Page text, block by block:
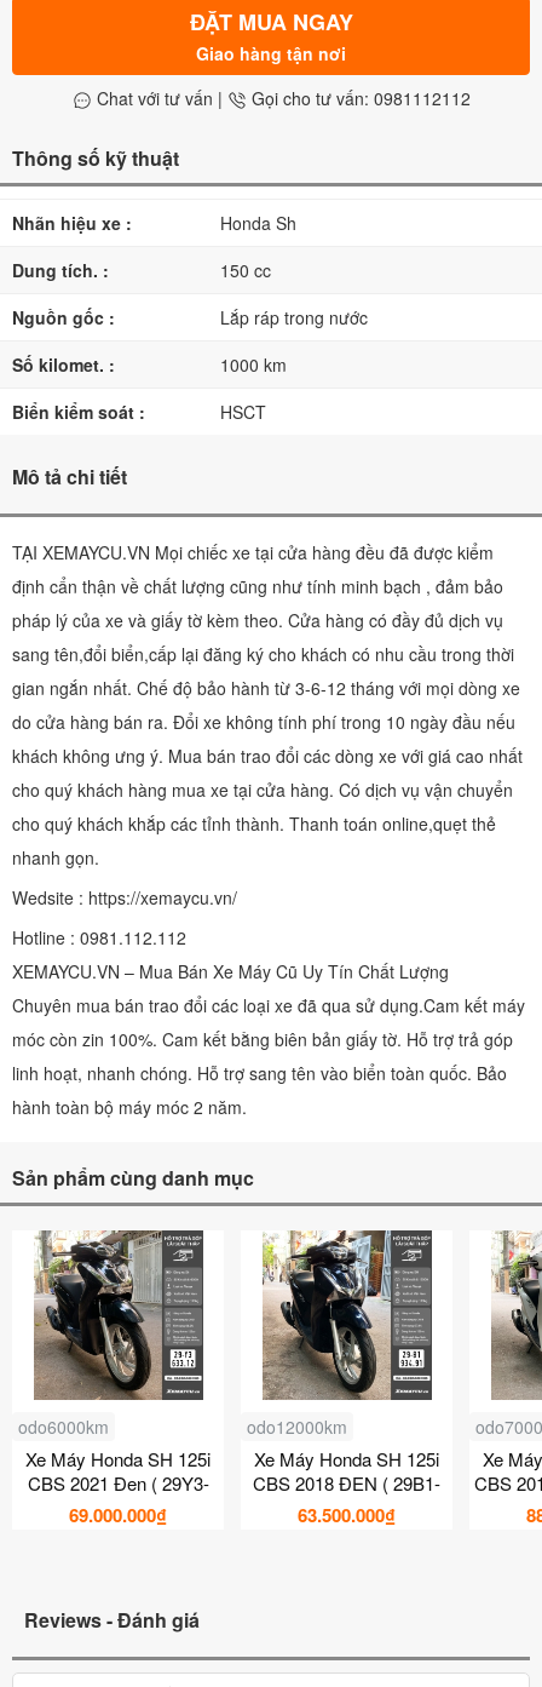
ĐẶT MUA NGAY
Giao hàng tận nơi
Chat với tư vấn | Gọi cho tư vấn: 0981112112
Thông số kỹ thuật
Nhãn hiệu xe :
Honda Sh
Dung tích. :
150 cc
Nguồn gốc :
Lắp ráp trong nước
Số kilomet. :
1000 km
Biển kiểm soát :
HSCT
Mô tả chi tiết
TẠI XEMAYCU.VN Mọi chiếc xe tại cửa hàng đều đã được kiểm
định cẩn thận về chất lượng cũng như tính minh bạch , đảm bảo
pháp lý của xe và giấy tờ kèm theo. Cửa hàng có đầy đủ dịch vụ
sang tên,đổi biển,cấp lại đăng ký cho khách có nhu cầu trong thời
gian ngắn nhất. Chế độ bảo hành từ 3-6-12 tháng với mọi dòng xe
do cửa hàng bán ra. Đổi xe không tính phí trong 10 ngày đầu nếu
khách không ưng ý. Mua bán trao đổi các dòng xe với giá cao nhất
cho quý khách hàng mua xe tại cửa hàng. Có dịch vụ vận chuyển
cho quý khách khắp các tỉnh thành. Thanh toán online,quẹt thẻ
nhanh gọn.
Wedsite : https://xemaycu.vn/
Hotline : 0981.112.112
XEMAYCU.VN – Mua Bán Xe Máy Cũ Uy Tín Chất Lượng
Chuyên mua bán trao đổi các loại xe đã qua sử dụng.Cam kết máy
móc còn zin 100%. Cam kết bằng biên bản giấy tờ. Hỗ trợ trả góp
linh hoạt, nhanh chóng. Hỗ trợ sang tên vào biển toàn quốc. Bảo
hành toàn bộ máy móc 2 năm.
Sản phẩm cùng danh mục
odo6000km
Xe Máy Honda SH 125i
CBS 2021 Đen ( 29Y3-
633.12 )
69.000.000₫
odo12000km
Xe Máy Honda SH 125i
CBS 2018 ĐEN ( 29B1-
934.91 )
63.500.000₫
Xe
CBS
Reviews - Đánh giá